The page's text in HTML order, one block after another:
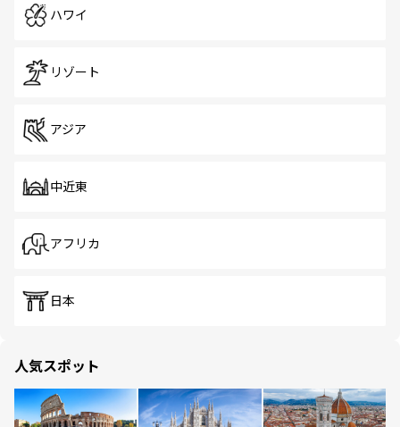
ハワイ
リゾート
アジア
中近東
アフリカ
日本
人気スポット